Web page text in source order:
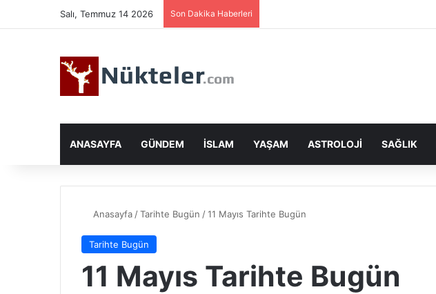
Salı, Temmuz 14 2026 Son Dakika Haberleri
ANASAYFA GÜNDEM İSLAM YAŞAM ASTROLOJI SAĞLIK
Anasayfa /Tarihte Bugün /11 Mayıs Tarihte Bugün
Tarihte Bugün
11 Mayıs Tarihte Bugün